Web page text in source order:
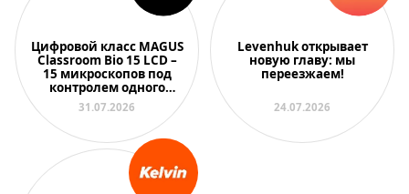
Цифровой класс MAGUS
Classroom Bio 15 LCD –
15 микроскопов под
контролем одного
преподавателя
31.07.2026
Levenhuk открывает
новую главу: мы
переезжаем!
24.07.2026